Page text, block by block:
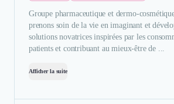
Groupe pharmaceutique et dermo-
prenons soin de la vie en imaginant et
solutions novatrices inspirées par les
patients et contribuant au mieux-être de ...
Afficher la suite